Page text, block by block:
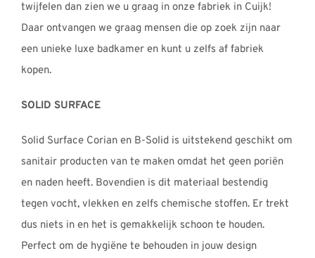
twijfelen dan zien we u graag in onze fabriek in Cuijk!
Daar ontvangen we graag mensen die op zoek zijn naar
een unieke luxe badkamer en kunt u zelfs af fabriek
kopen.
SOLID SURFACE
Solid Surface Corian en B-Solid is uitstekend geschikt om
sanitair producten van te maken omdat het geen poriën
en naden heeft. Bovendien is dit materiaal bestendig
tegen vocht, vlekken en zelfs chemische stoffen. Er trekt
dus niets in en het is gemakkelijk schoon te houden.
Perfect om de hygiëne te behouden in jouw design